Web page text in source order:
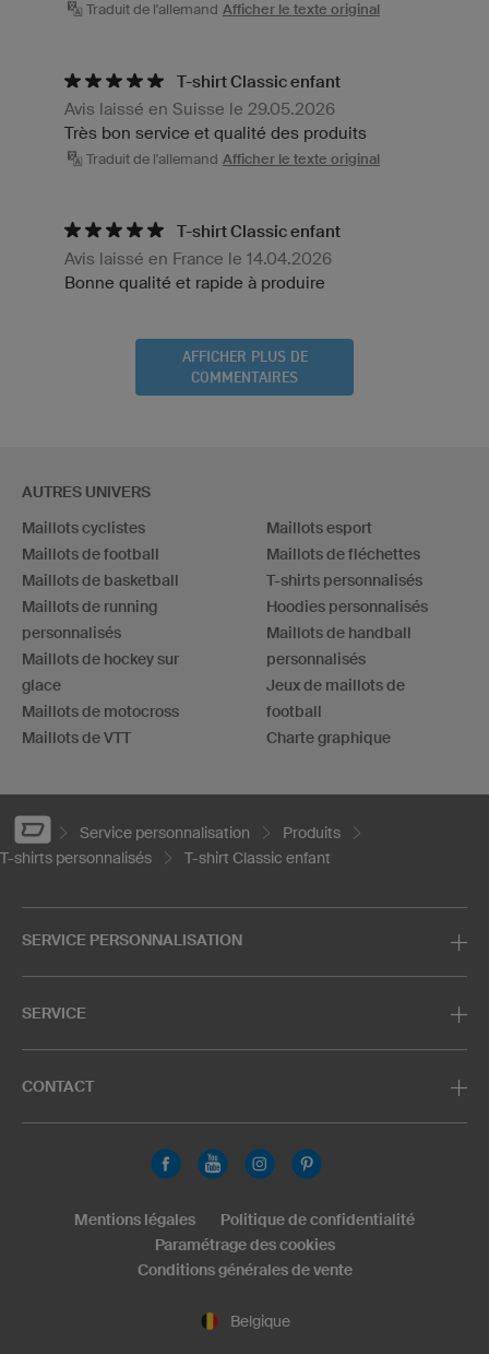
Traduit de l'allemand Afficher le texte original
T-shirt Classic enfant
Avis laissé en Suisse le 29.05.2026
Très bon service et qualité des produits
Traduit de l'allemand Afficher le texte original
T-shirt Classic enfant
Avis laissé en France le 14.04.2026
Bonne qualité et rapide à produire
AFFICHER PLUS DE
COMMENTAIRES
AUTRES UNIVERS
Maillots cyclistes
Maillots de football
Maillots de basketball
Maillots de running
personnalisés
Maillots de hockey sur
glace
Maillots de motocross
Maillots de VTT
Maillots esport
Maillots de fléchettes
T-shirts personnalisés
Hoodies personnalisés
Maillots de handball
personnalisés
Jeux de maillots de
football
Charte graphique
Service personnalisation
Produits
T-shirts personnalisés
T-shirt Classic enfant
SERVICE PERSONNALISATION
SERVICE
CONTACT
Belgique
Mentions légales
Politique de confidentialité
Paramétrage des cookies
Conditions générales de vente